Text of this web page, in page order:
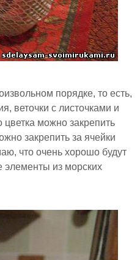
порядке, то есть,
веточки с листочками и
цветка можно закрепить
закрепить за ячейки
что очень хорошо будут
элементы из морских